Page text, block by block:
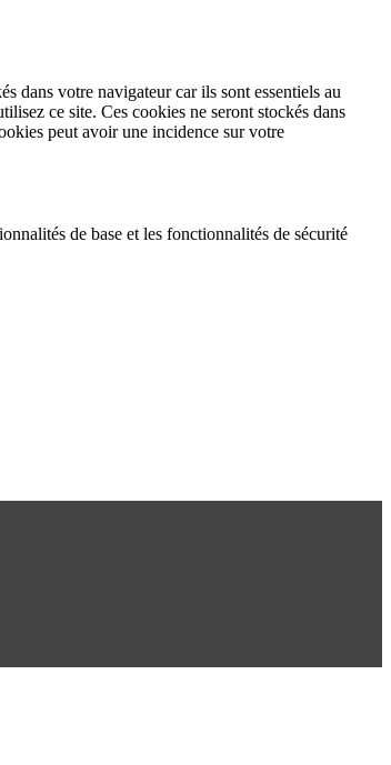
dans votre navigateur car ils sont essentiels au
ce site. Ces cookies ne seront stockés dans
peut avoir une incidence sur votre
de base et les fonctionnalités de sécurité